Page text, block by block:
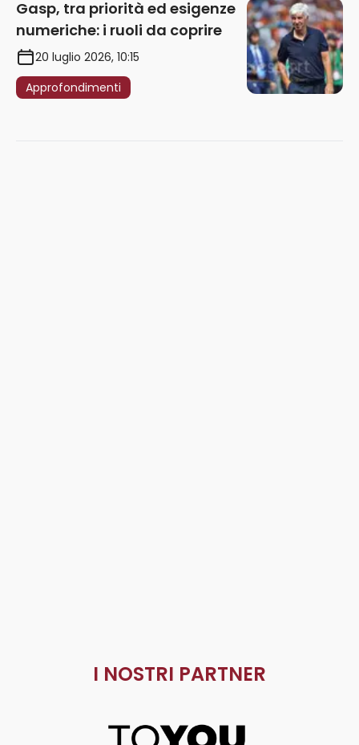
Gasp, tra priorità ed esigenze
numeriche: i ruoli da coprire
20 luglio 2026, 10:15
Approfondimenti
I NOSTRI PARTNER